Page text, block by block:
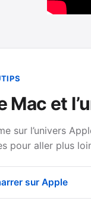
Mac et
sur l’univers
pour aller plus
sur Apple